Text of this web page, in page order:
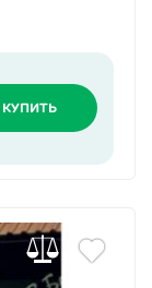
КУПИТЬ